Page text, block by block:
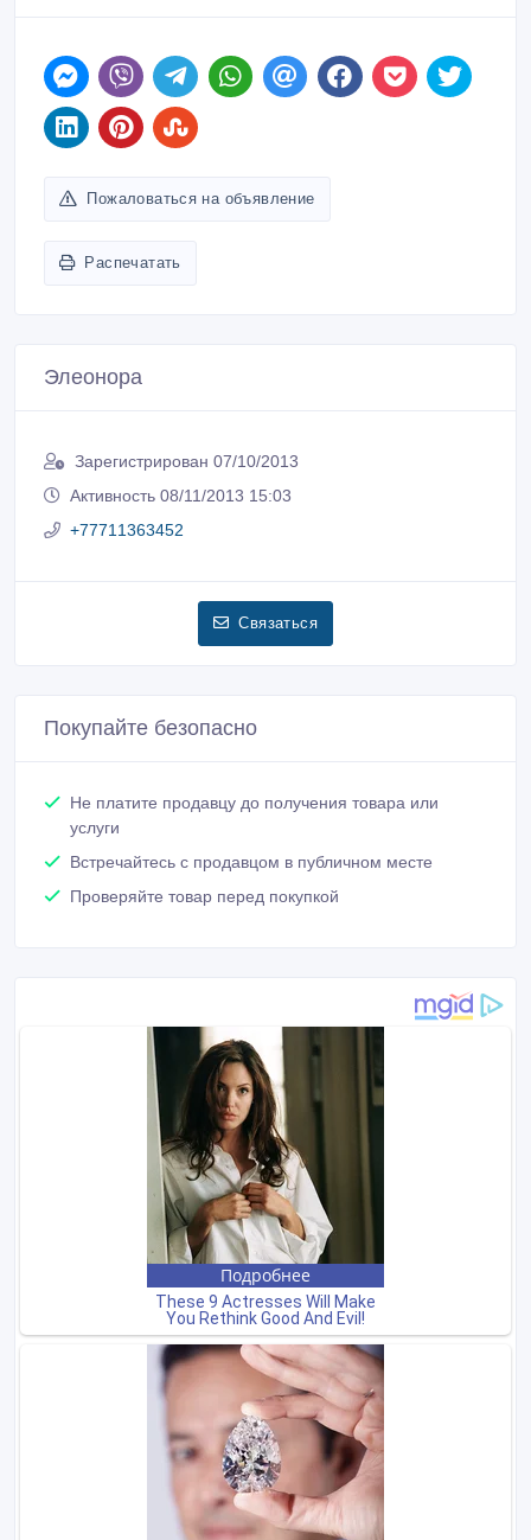
Пожаловаться на объявление
Распечатать
Элеонора
Зарегистрирован 07/10/2013
Активность 08/11/2013 15:03
+77711363452
Связаться
Покупайте безопасно
Не платите продавцу до получения товара или
услуги
Встречайтесь с продавцом в публичном месте
Проверяйте товар перед покупкой